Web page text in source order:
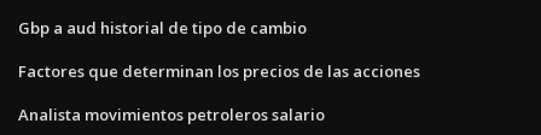
Gbp a aud historial de tipo de cambio
Factores que determinan los precios de las acciones
Analista movimientos petroleros salario